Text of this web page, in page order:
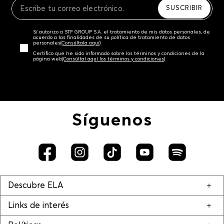
SUSCRIBIR
Sí autorizo a STF GROUP S.A. el tratamiento de mis datos personales, de
acuerdo a las finalidades de su política de tratamiento de datos
personales‎(Consúltala aquí)
Certifico que he sido informado sobre los términos y condiciones de la
página web‎(Consúltal aquí los términos y condiciones)
Síguenos
Descubre ELA
Links de interés